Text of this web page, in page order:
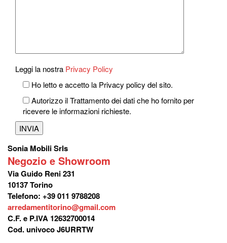
Leggi la nostra Privacy Policy
Ho letto e accetto la Privacy policy del sito.
Autorizzo il Trattamento dei dati che ho fornito per
ricevere le informazioni richieste.
Sonia Mobili Srls
Negozio e Showroom
Via Guido Reni 231
10137 Torino
Telefono: +39 011 9788208
arredamentitorino@gmail.com
C.F. e P.IVA 12632700014
Cod. univoco J6URRTW